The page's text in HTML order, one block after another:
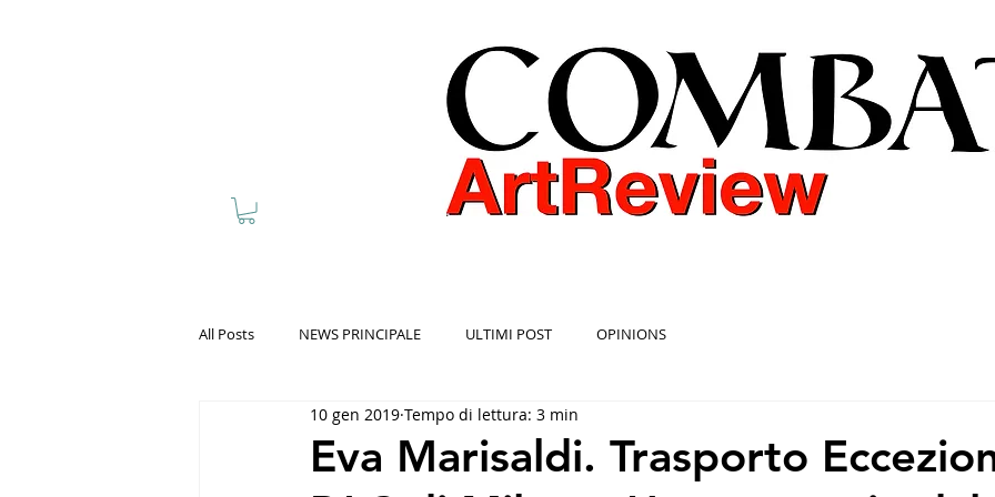
All Posts NEWS PRINCIPALE ULTIMI POST OPINIONS
Eva Marisaldi. Trasporto
10 gen 2019 Tempo di lettura: 3 min